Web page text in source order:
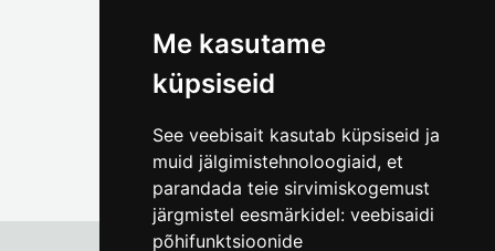
Me kasutame
küpsiseid
See veebisait kasutab küpsiseid ja
muid jälgimistehnoloogiaid, et
parandada teie sirvimiskogemust
järgmistel eesmärkidel: veebisaidi
põhifunktsioonide